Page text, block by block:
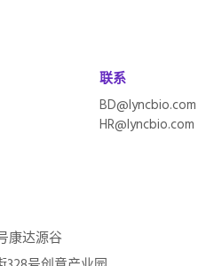
康达源谷
联系
BD@lyncbio.com
HR@lyncbio.com